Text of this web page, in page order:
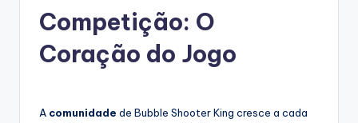
Competição: O
Coração do Jogo
A comunidade de Bubble Shooter King cresce a cada